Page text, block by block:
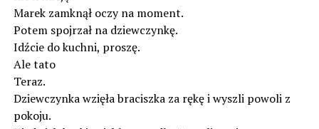
Marek zamknął oczy na moment.
Potem spojrzał na dziewczynkę.
Idźcie do kuchni, proszę.
Ale tato
Teraz.
Dziewczynka wzięła braciszka za rękę i wyszli powoli z
pokoju.